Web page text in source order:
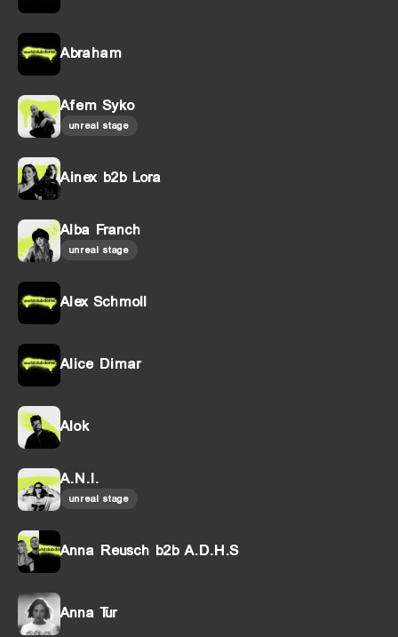
Abraham
Afem Syko
unreal stage
Ainex b2b Lora
Alba Franch
unreal stage
Alex Schmoll
Alice Dimar
Alok
A.N.I.
unreal stage
Anna Reusch b2b A.D.H.S
Anna Tur